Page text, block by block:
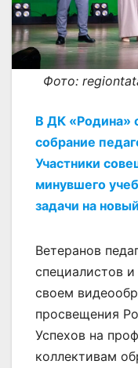
Фото:
В ДК «Родина»
собрание
Участники
минувшего
задачи на
Ветеранов
специалистов
своем
просвещения
Успехов на
коллективам